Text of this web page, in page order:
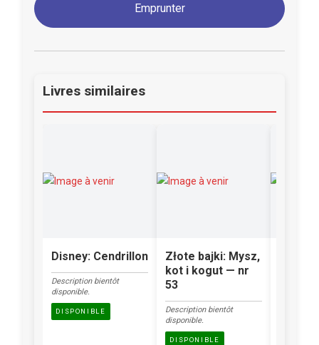
Emprunter
Livres similaires
Disney: Cendrillon
Description bientôt
disponible.
DISPONIBLE
Złote bajki: Mysz,
kot i kogut — nr
53
Description bientôt
disponible.
DISPONIBLE